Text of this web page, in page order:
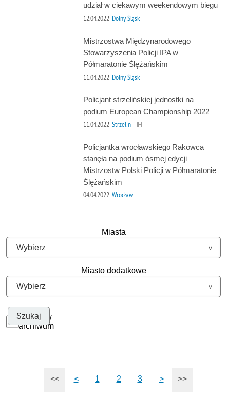
udział w ciekawym weekendowym biegu
12.04.2022 Dolny Śląsk
Mistrzostwa Międzynarodowego
Stowarzyszenia Policji IPA w
Półmaratonie Ślężańskim
11.04.2022 Dolny Śląsk
Policjant strzelińskiej jednostki na
podium European Championship 2022
11.04.2022 Strzelin
Policjantka wrocławskiego Rakowca
stanęła na podium ósmej edycji
Mistrzostw Polski Policji w Półmaratonie
Ślężańskim
04.04.2022 Wrocław
Miasta
Miasto dodatkowe
Szukaj w
archiwum
<< < 1 2 3 > >>